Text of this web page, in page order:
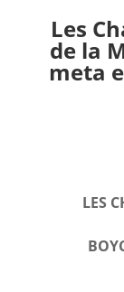
Les
de la
meta
LES